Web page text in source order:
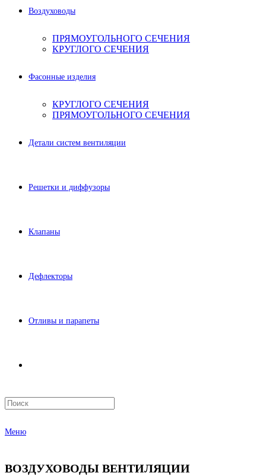
Воздуховоды
ПРЯМОУГОЛЬНОГО СЕЧЕНИЯ
КРУГЛОГО СЕЧЕНИЯ
Фасонные изделия
КРУГЛОГО СЕЧЕНИЯ
ПРЯМОУГОЛЬНОГО СЕЧЕНИЯ
Детали систем вентиляции
Решетки и диффузоры
Клапаны
Дефлекторы
Отливы и парапеты
Меню
ВОЗДУХОВОДЫ ВЕНТИЛЯЦИИ